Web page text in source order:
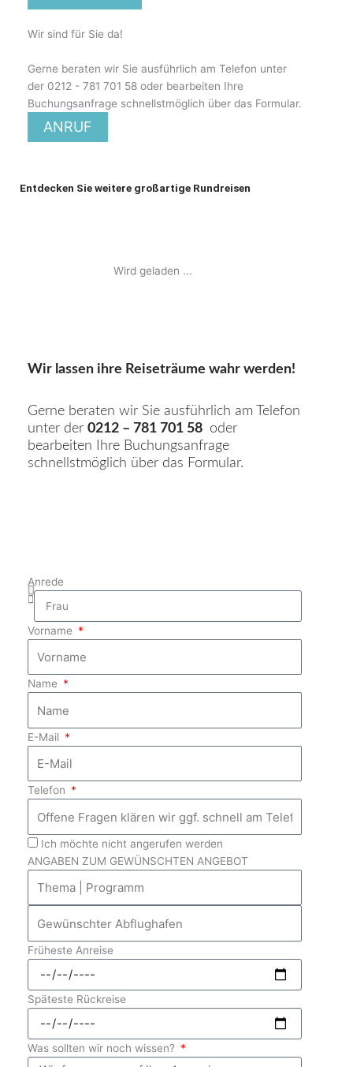
Wir sind für Sie da!
Gerne beraten wir Sie ausführlich am Telefon unter
der 0212 - 781 701 58 oder bearbeiten Ihre
Buchungsanfrage schnellstmöglich über das Formular.
ANRUF
Entdecken Sie weitere großartige Rundreisen
Wir lassen ihre Reiseträume wahr werden!
Gerne beraten wir Sie ausführlich am Telefon
unter der 0212 – 781 701 58 oder
bearbeiten Ihre Buchungsanfrage
schnellstmöglich über das Formular.
Anrede
Vorname
Name
E-Mail
Telefon
Ich möchte nicht angerufen werden
ANGABEN ZUM GEWÜNSCHTEN ANGEBOT
Früheste Anreise
Späteste Rückreise
Was sollten wir noch wissen?